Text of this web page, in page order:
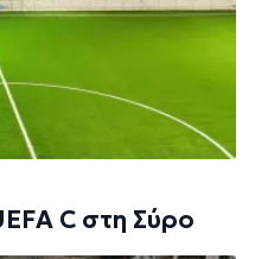
C στη Σύρο